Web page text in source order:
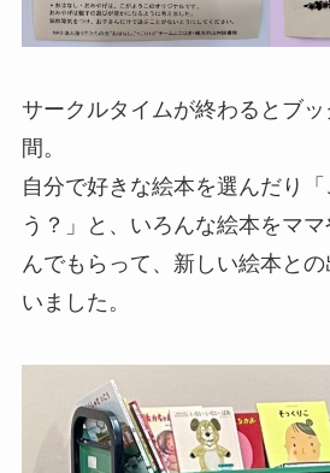
サークルタイムが終わるとブ
間。
自分で好きな絵本を選んだり
う？」と、いろんな絵本をマ
んでもらって、新しい絵本と
いました。